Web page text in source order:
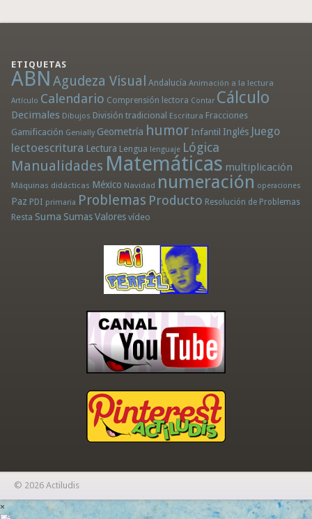
ETIQUETAS
ABN Agudeza Visual Andalucía Animación a la lectura
Artículo Calendario Comprensión lectora Contar Cálculo
Decimales Dibujos División tradicional Escritura Fracciones
Gamificación Genially Geometría humor Infantil Inglés Juego
lectoescritura Lectura Lengua lenguaje Lógica
Manualidades Matemáticas multiplicación
Máquinas didácticas México Navidad numeración operaciones
Paz PDI primaria Problemas Producto Resolución de Problemas
Resta Suma Sumas Valores vídeo
© 2026 Actiludis
×